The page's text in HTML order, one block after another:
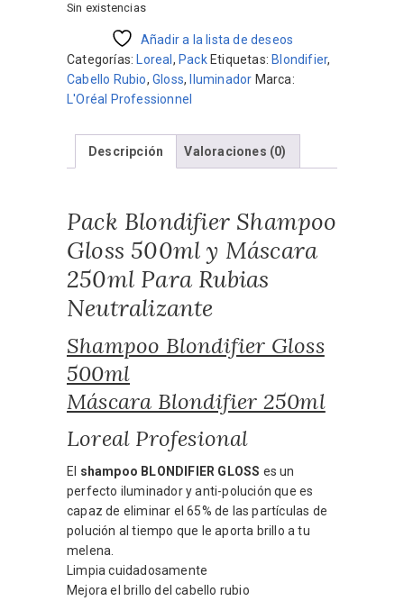
Sin existencias
Añadir a la lista de deseos
Categorías:
Loreal , Pack Etiquetas: Blondifier,
Cabello Rubio,Gloss, Iluminador Marca:
L'Oréal Professionnel
Descripción Valoraciones (0)
Pack Blondifier Shampoo
Gloss 500ml y Máscara
250ml Para Rubias
Neutralizante
Shampoo Blondifier Gloss
500ml
Máscara Blondifier 250ml
Loreal Profesional
El shampoo BLONDIFIER GLOSS es un
perfecto iluminador y anti-polución que es
capaz de eliminar el 65% de las partículas de
polución al tiempo que le aporta brillo a tu
melena.
Limpia cuidadosamente
Mejora el brillo del cabello rubio